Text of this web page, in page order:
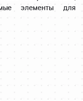
элементы для